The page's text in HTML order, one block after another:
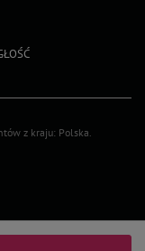
z kraju: Polska